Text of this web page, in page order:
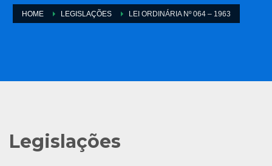
HOME LEGISLAÇÕES LEI ORDINÁRIA Nº 064 – 1963
Legislações